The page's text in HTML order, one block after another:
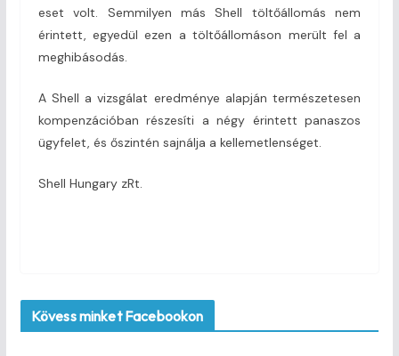
eset volt. Semmilyen más Shell töltőállomás nem
érintett, egyedül ezen a töltőállomáson merült fel a
meghibásodás.
A Shell a vizsgálat eredménye alapján természetesen
kompenzációban részesíti a négy érintett panaszos
ügyfelet, és őszintén sajnálja a kellemetlenséget.
Shell Hungary zRt.
Kövess minket Facebookon